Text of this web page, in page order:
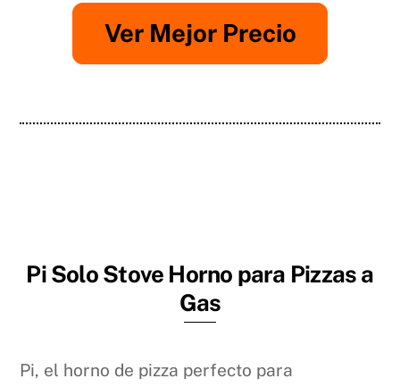
Ver Mejor Precio
Pi Solo Stove Horno para Pizzas a
Gas
Pi, el horno de pizza perfecto para